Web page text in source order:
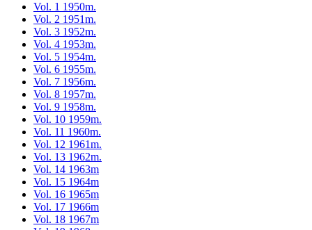
Vol. 1 1950m.
Vol. 2 1951m.
Vol. 3 1952m.
Vol. 4 1953m.
Vol. 5 1954m.
Vol. 6 1955m.
Vol. 7 1956m.
Vol. 8 1957m.
Vol. 9 1958m.
Vol. 10 1959m.
Vol. 11 1960m.
Vol. 12 1961m.
Vol. 13 1962m.
Vol. 14 1963m
Vol. 15 1964m
Vol. 16 1965m
Vol. 17 1966m
Vol. 18 1967m